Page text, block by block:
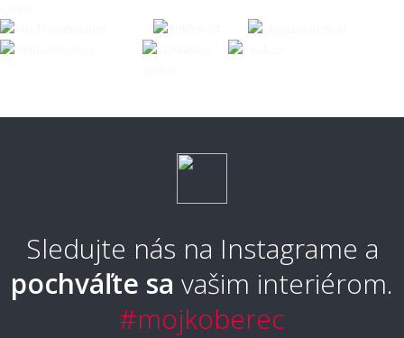
zvyškami, keď sa rola zužuje?
Je možné si nechať metrážny koberec obšiť?
Aké široké roly metrážneho koberca
svojpomocne?
Sledujte nás na Instagrame a
pochváľte sa vašim interiérom.
#mojkoberec